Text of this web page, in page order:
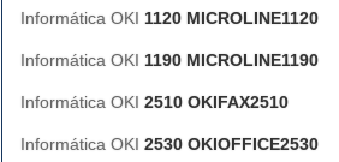
Informática OKI 1120 MICROLINE1120
Informática OKI 1190 MICROLINE1190
Informática OKI 2510 OKIFAX2510
Informática OKI 2530 OKIOFFICE2530